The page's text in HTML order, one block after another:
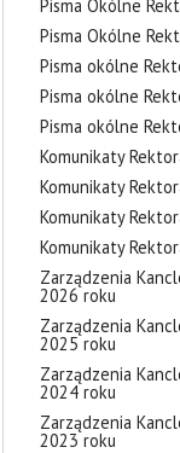
Pisma Okólne
Pisma Okólne
Pisma okólne
Pisma okólne
Pisma okólne
Komunikaty
Komunikaty
Komunikaty
Komunikaty
Zarządzenia
2026 roku
Zarządzenia
2025 roku
Zarządzenia
2024 roku
Zarządzenia
2023 roku